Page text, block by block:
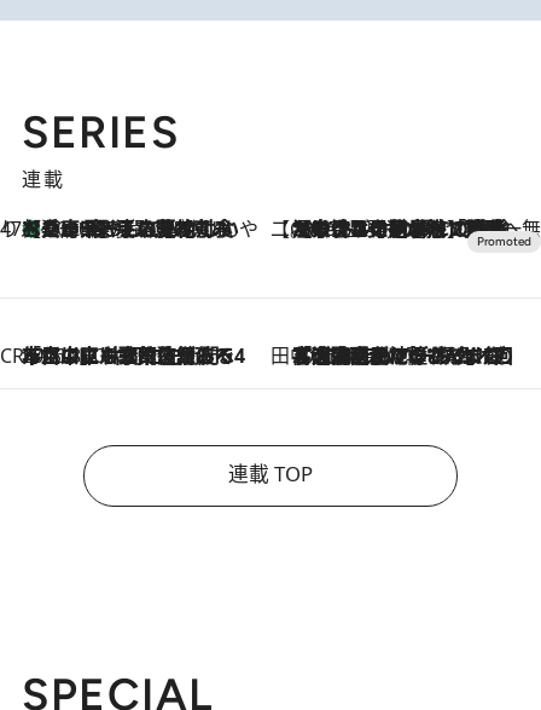
SERIES
連載
47都道府県の手みやげ ひんやりスイーツで夏を満喫
2026.8.8
【兵庫県】この夏絶対食べたい 冷やしておいしいおやつ3選 淡路島の恵みをジェラートに集約 【CREA×星野リゾート】唯一無二。癒しと発見が待つ場所へ
2026.8.7
【トンボの足水浴】ヒノキの香りに包まれて涼感マックス！約13℃の湧水かけ流しを避暑地「星野温泉 トンボの湯」で体験
CREA'S CHOICE
2026.8.7
「立川にも歌舞伎があるんだよ」 片岡仁左衛門・市川中車ら豪華座組みで4年目の立川立飛歌舞伎へ 田中稲の勝手に再ブーム
2026.8.7
「湘南乃風に憧れて」観客大盛上がりの“タオル回し”に、ラッパー顔負けの高速歌唱まで…さだまさし（74）のアグレッシブすぎる現在地
連載 TOP
SPECIAL